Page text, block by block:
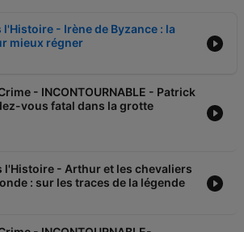
l'Histoire - Irène de Byzance : la
mieux régner
- INCONTOURNABLE - Patrick
vous fatal dans la grotte
l'Histoire - Arthur et les chevaliers
: sur les traces de la légende